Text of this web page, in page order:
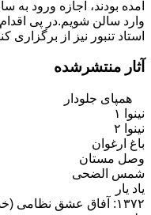
آمده بودند، اجازه ورود به
وارد سالن شویم.در پی
استاد تنبور نیز از
آثار منتشرشده
همپای جلودار
نینوا ۱
نینوا ۲
باغ ارغوان
وصل مستان
شمس الضحی
یاد یار
۱۳۷۲: آفاق عشق نظامی (خسرو شیرین، لیلی مجنون)